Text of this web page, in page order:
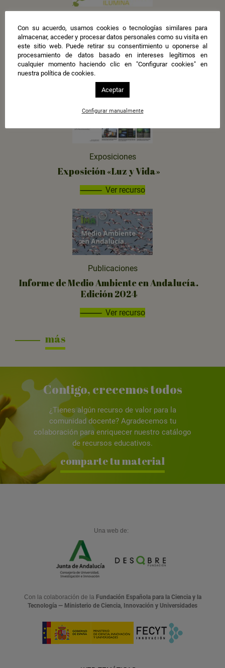
Comunidad energética Torreblanca
Ilumina
Ver recurso
Exposiciones
Exposición «Luz y Vida»
Ver recurso
Publicaciones
Informe de Medio Ambiente en Andalucía.
Edición 2024
Ver recurso
más
Contigo, crecemos todos
¿Tienes algún recurso de valor para la
comunidad docente? Agradecemos tu
colaboración para enriquecer nuestro catálogo
de recursos educativos.
comparte tu material
Una web de:
Con la colaboración de la Fundación Española para la Ciencia y la
Tecnología — Ministerio de Ciencia, Innovación y Universidades
Con su acuerdo, usamos cookies o tecnologías similares para
almacenar, acceder y procesar datos personales como su visita en
este sitio web. Puede retirar su consentimiento u oponerse al
procesamiento de datos basado en intereses legítimos en
cualquier momento haciendo clic en "Configurar cookies" en
nuestra política de cookies.
Aceptar
Configurar manualmente